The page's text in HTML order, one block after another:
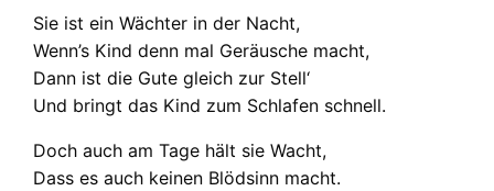
Sie ist ein Wächter in der Nacht,
Wenn’s Kind denn mal Geräusche macht,
Dann ist die Gute gleich zur Stell‘
Und bringt das Kind zum Schlafen schnell.
Doch auch am Tage hält sie Wacht,
Dass es auch keinen Blödsinn macht.